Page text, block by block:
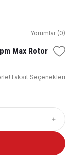
Yorumlar (0)
Max Rotor
Taksit Seçenekleri